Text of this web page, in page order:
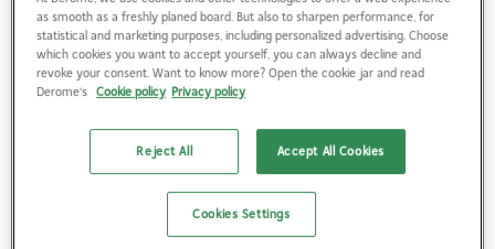
Artikelnr.
3805682
Namn
PAPPSPIK FZV 2,5X35MM 500ST
RUND FLAT
Antal/frp
500
2.5
as smooth as a freshly planed board. But also to sharpen performance, for
statistical and marketing purposes, including personalized advertising. Choose
which cookies you want to accept yourself, you can always decline and
revoke your consent. Want to know more? Open the cookie jar and read
Derome's Cookie policy Privacy policy
Reject All Accept All Cookies
Cookies Settings